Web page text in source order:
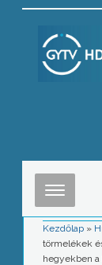
Kezdőlap »
törmelékek
hegyekben